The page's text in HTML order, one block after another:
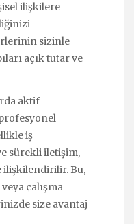
ilişkilere
sizinle
açık tutar ve
aktif
iş
sürekli iletişim,
Bu,
çalışma
size avantaj